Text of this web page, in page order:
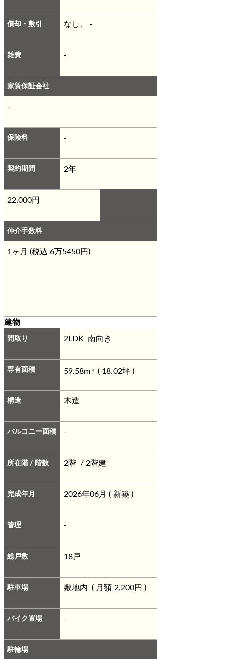
償却・敷引 なし、 -
雑費 -
家賃保証会社
-
保険料 -
契約期間 2年
22,000円
仲介手数料
1ヶ月 (税込 6万5450円)
建物
間取り 2LDK 南向き
専有面積 59.58m 2 ( 18.02坪 )
構造 木造
バルコニー面積 -
所在階 / 階数 2階 / 2階建
完成年月 2026年06月 ( 新築 )
管理 -
総戸数 18戸
駐車場 敷地内 ( 月額 2,200円 )
バイク置場 -
駐輪場